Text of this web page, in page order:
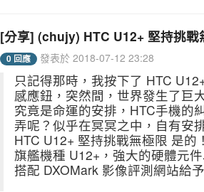
[分享] (chujy) HTC U12+ 堅持挑戰
0 回應 發表於 2018-07-12 23:28
只記得那時，我按下了 HTC
感應鈕，突然間，世界發生了巨
究竟是命運的安排，HTC手機的
弄呢？似乎在冥冥之中，自有安
HTC U12+ 堅持挑戰無極限 是的
旗艦機種 U12+，強大的硬體元
搭配 DXOMark 影像評測網站給